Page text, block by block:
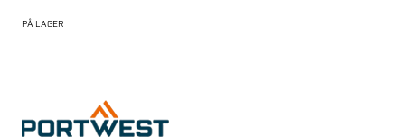
PÅ LAGER